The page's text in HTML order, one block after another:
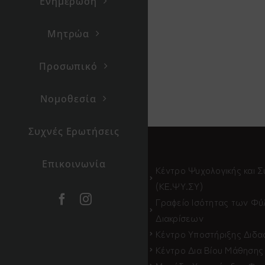
Μητρώα
Προσωπικό
Νομοθεσία
Συχνές Ερωτήσεις
Επικοινωνία
Κέντρο Ψυχολογικής και
(ΚΕ.ΨΥ.ΣΥ)
Γραφείο Ισότητας των
Διακρίσεων
Κέντρο Υποστήριξης
Κέντρο Δια Βίου